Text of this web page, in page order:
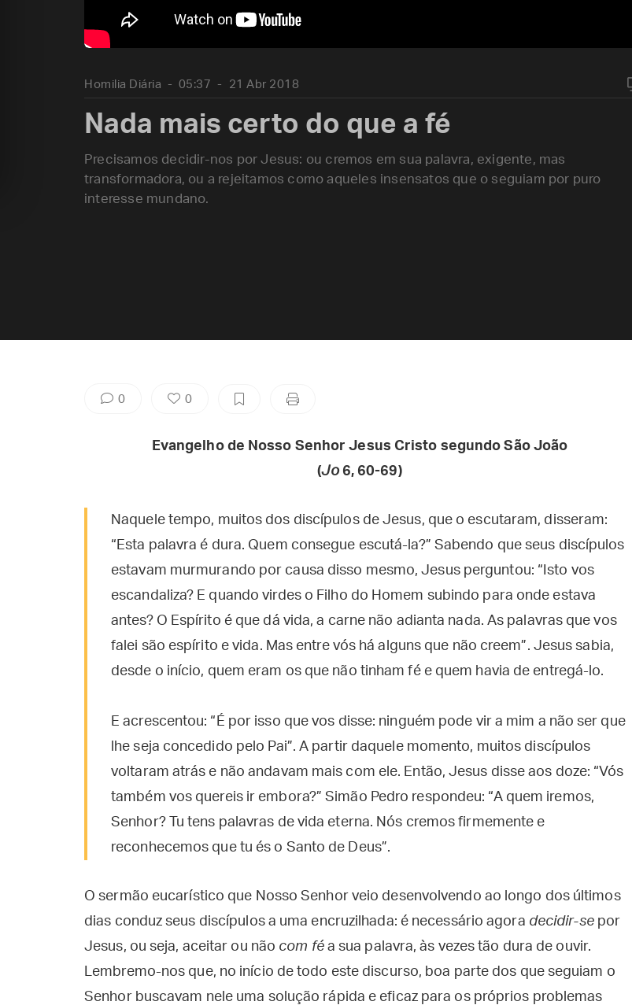
Homilia Diária 05:37 21 Abr 2018
Nada mais certo do que a fé
Precisamos decidir-nos por Jesus: ou cremos em sua palavra, exigente, mas
transformadora, ou a rejeitamos como aqueles insensatos que o seguiam por puro
interesse mundano.
0 0
Evangelho de Nosso Senhor Jesus Cristo segundo São João
(Jo 6, 60-69)
Naquele tempo, muitos dos discípulos de Jesus, que o escutaram, disseram:
“Esta palavra é dura. Quem consegue escutá-la?” Sabendo que seus discípulos
estavam murmurando por causa disso mesmo, Jesus perguntou: “Isto vos
escandaliza? E quando virdes o Filho do Homem subindo para onde estava
antes? O Espírito é que dá vida, a carne não adianta nada. As palavras que vos
falei são espírito e vida. Mas entre vós há alguns que não creem”. Jesus sabia,
desde o início, quem eram os que não tinham fé e quem havia de entregá-lo.
E acrescentou: “É por isso que vos disse: ninguém pode vir a mim a não ser que
lhe seja concedido pelo Pai”. A partir daquele momento, muitos discípulos
voltaram atrás e não andavam mais com ele. Então, Jesus disse aos doze: “Vós
também vos quereis ir embora?” Simão Pedro respondeu: “A quem iremos,
Senhor? Tu tens palavras de vida eterna. Nós cremos firmemente e
reconhecemos que tu és o Santo de Deus”.
O sermão eucarístico que Nosso Senhor veio desenvolvendo ao longo dos últimos
dias conduz seus discípulos a uma encruzilhada: é necessário agora decidir-sepor
Jesus, ou seja, aceitar ou não com féa sua palavra, às vezes tão dura de ouvir.
Lembremo-nos que, no início de todo este discurso, boa parte dos que seguiam o
Senhor buscavam nele uma solução rápida e eficaz para os próprios problemas